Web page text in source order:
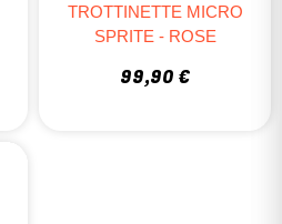
TROTTINETTE MICRO
SPRITE - ROSE
99,90 €